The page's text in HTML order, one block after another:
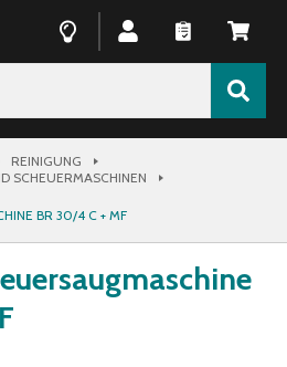
REINIGUNG
SCHEUERMASCHINEN
BR 30/4 C + MF